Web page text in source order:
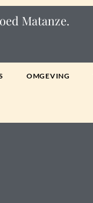
Matanze.
OMGEVING